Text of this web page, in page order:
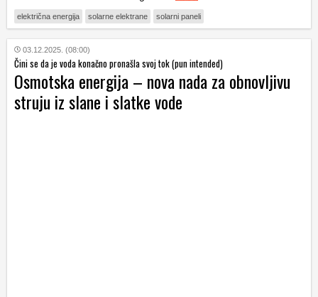
električna energija solarne elektrane solarni paneli
03.12.2025. (08:00)
Čini se da je voda konačno pronašla svoj tok (pun intended)
Osmotska energija – nova nada za obnovljivu
struju iz slane i slatke vode